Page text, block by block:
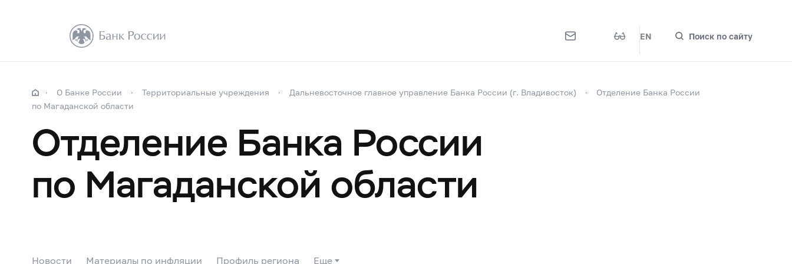
EN Поиск по сайту
О Банке России Территориальные учреждения Дальневосточное главное управление Банка России (г. Владивосток)
Отделение Банка России
по Магаданской области
Отделение Банка России
по Магаданской области
Новости Материалы по инфляции Профиль региона Еще